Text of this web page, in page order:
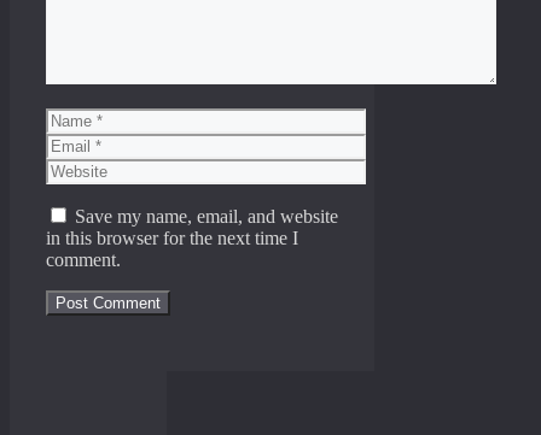
Name
Email
Website
Save my name, email, and website
in this browser for the next time I
comment.